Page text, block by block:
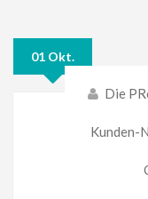
01 Okt.
Die
Kunden-